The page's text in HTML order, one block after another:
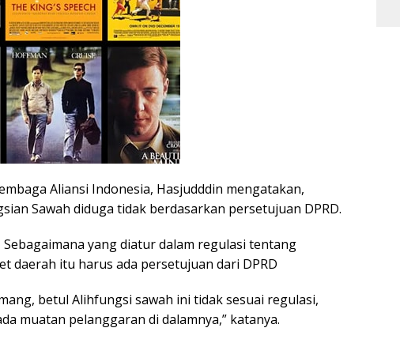
Aliansi Indonesia, Hasjudddin mengatakan,
Sawah diduga tidak berdasarkan persetujuan DPRD.
yang diatur dalam regulasi tentang
daerah itu harus ada persetujuan dari DPRD
betul Alihfungsi sawah ini tidak sesuai regulasi,
muatan pelanggaran di dalamnya,” katanya.